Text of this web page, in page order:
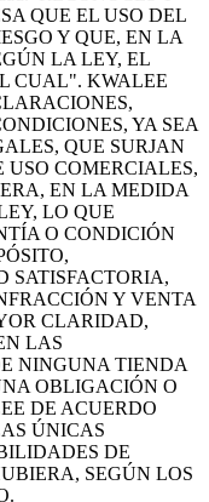
QUE EL USO DEL
Y QUE, EN LA
LA LEY, EL
CUAL". KWALEE
YA SEA
QUE SURJAN
COMERCIALES,
EN LA MEDIDA
LO QUE
O CONDICIÓN
SATISFACTORIA,
Y VENTA
CLARIDAD,
LAS
NINGUNA TIENDA
OBLIGACIÓN O
DE ACUERDO
ÚNICAS
DE
SEGÚN LOS